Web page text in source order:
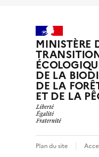
MINISTÈRE
DE LA
DE LA
ET DE LA
Plan du site